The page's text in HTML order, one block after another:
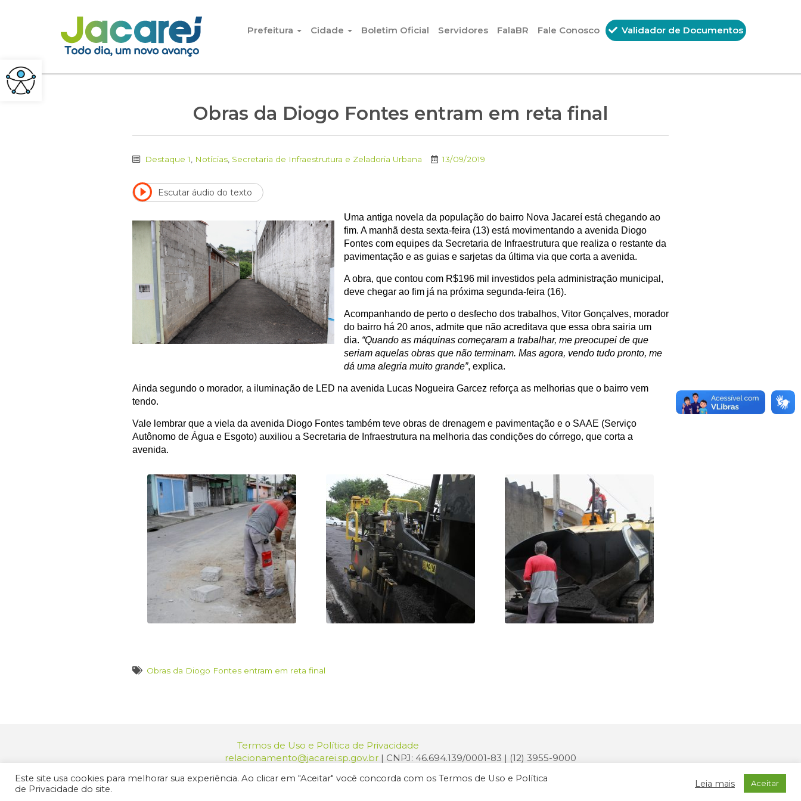
Pular para o conteúdo
Prefeitura
Cidade Boletim Oficial Servidores FalaBR Fale Conosco Validador de Documentos
Obras da Diogo Fontes entram em reta final
Destaque 1 Notícias Secretaria de Infraestrutura e Zeladoria Urbana 13/09/2019
Escutar áudio do texto
Uma antiga novela da população do bairro Nova Jacareí está chegando ao
fim. A manhã desta sexta-feira (13) está movimentando a avenida Diogo
Fontes com equipes da Secretaria de Infraestrutura que realiza o restante da
pavimentação e as guias e sarjetas da última via que corta a avenida.
A obra, que contou com R$196 mil investidos pela administração municipal,
deve chegar ao fim já na próxima segunda-feira (16).
Acompanhando de perto o desfecho dos trabalhos, Vitor Gonçalves, morador
do bairro há 20 anos, admite que não acreditava que essa obra sairia um
dia. “Quando as máquinas começaram a trabalhar, me preocupei de que
seriam aquelas obras que não terminam. Mas agora, vendo tudo pronto, me
dá uma alegria muito grande”, explica.
Ainda segundo o morador, a iluminação de LED na avenida Lucas Nogueira Garcez reforça as melhorias que o bairro vem
tendo.
Vale lembrar que a viela da avenida Diogo Fontes também teve obras de drenagem e pavimentação e o SAAE (Serviço
Autônomo de Água e Esgoto) auxiliou a Secretaria de Infraestrutura na melhoria das condições do córrego, que corta a
avenida.
Obras da Diogo Fontes entram em reta final
Termos de Uso e Política de Privacidade
relacionamento@jacarei.sp.gov.br | CNPJ: 46.694.139/0001-83 | (12) 3955-9000
© 2025 Prefeitura de Jacareí. Todos os direitos reservados. Criação de Sites Profissionais: MIDIASIM
Este site usa cookies para melhorar sua experiência. Ao clicar em "Aceitar" você concorda com os Termos de Uso e Política
de Privacidade do site.
Leia mais Aceitar